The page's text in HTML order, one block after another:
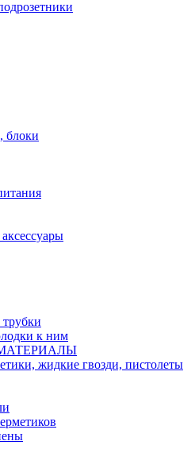
блоки
к ним
жидкие гвозди, пистолеты